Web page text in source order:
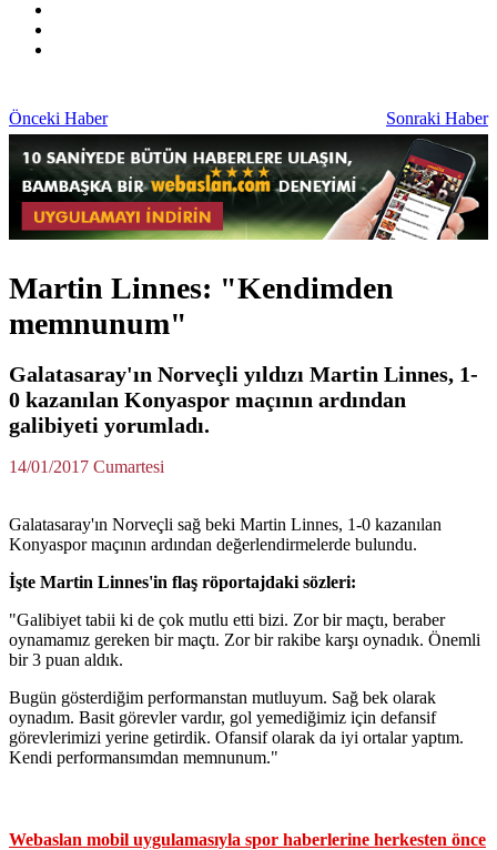
Önceki Haber Sonraki Haber
Martin Linnes: "Kendimden
memnunum"
Galatasaray'ın Norveçli yıldızı Martin Linnes, 1-
0 kazanılan Konyaspor maçının ardından
galibiyeti yorumladı.
14/01/2017 Cumartesi
Galatasaray'ın Norveçli sağ beki Martin Linnes, 1-0 kazanılan
Konyaspor maçının ardından değerlendirmelerde bulundu.
İşte Martin Linnes'in flaş röportajdaki sözleri:
"Galibiyet tabii ki de çok mutlu etti bizi. Zor bir maçtı, beraber
oynamamız gereken bir maçtı. Zor bir rakibe karşı oynadık. Önemli
bir 3 puan aldık.
Bugün gösterdiğim performanstan mutluyum. Sağ bek olarak
oynadım. Basit görevler vardır, gol yemediğimiz için defansif
görevlerimizi yerine getirdik. Ofansif olarak da iyi ortalar yaptım.
Kendi performansımdan memnunum."
Webaslan mobil uygulamasıyla spor haberlerine herkesten önce